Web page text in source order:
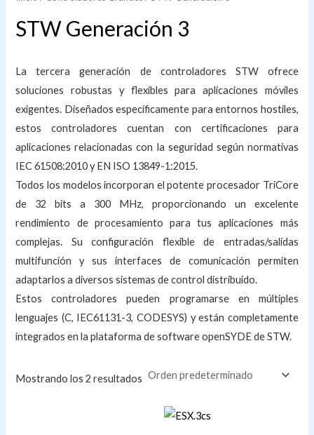
STW Generación 3
La tercera generación de controladores STW ofrece
soluciones robustas y flexibles para aplicaciones móviles
exigentes. Diseñados específicamente para entornos hostiles,
estos controladores cuentan con certificaciones para
aplicaciones relacionadas con la seguridad según normativas
IEC 61508:2010 y EN ISO 13849-1:2015.
Todos los modelos incorporan el potente procesador TriCore
de 32 bits a 300 MHz, proporcionando un excelente
rendimiento de procesamiento para tus aplicaciones más
complejas. Su configuración flexible de entradas/salidas
multifunción y sus interfaces de comunicación permiten
adaptarlos a diversos sistemas de control distribuido.
Estos controladores pueden programarse en múltiples
lenguajes (C, IEC61131-3, CODESYS) y están completamente
integrados en la plataforma de software openSYDE de STW.
Mostrando los 2 resultados